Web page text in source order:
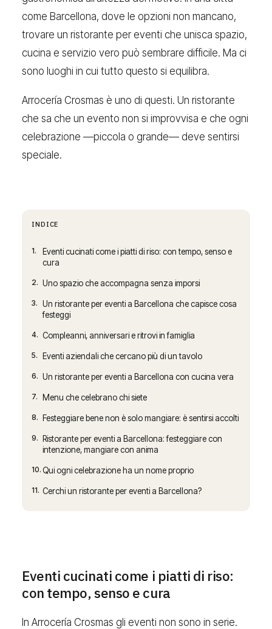
come Barcellona, dove le opzioni non mancano,
trovare un ristorante per eventi che unisca spazio,
cucina e servizio vero può sembrare difficile. Ma ci
sono luoghi in cui tutto questo si equilibra.
Arrocería Crosmas è uno di questi. Un ristorante
che sa che un evento non si improvvisa e che ogni
celebrazione —piccola o grande— deve sentirsi
speciale.
INDICE
1.
Eventi cucinati come i piatti di riso: con tempo, senso e
cura
2. Uno spazio che accompagna senza imporsi
3. Un ristorante per eventi a Barcellona che capisce cosa
festeggi
4. Compleanni, anniversari e ritrovi in famiglia
5. Eventi aziendali che cercano più di un tavolo
6. Un ristorante per eventi a Barcellona con cucina vera
7. Menu che celebrano chi siete
8. Festeggiare bene non è solo mangiare: è sentirsi accolti
9.
Ristorante per eventi a Barcellona: festeggiare con
intenzione, mangiare con anima
10. Qui ogni celebrazione ha un nome proprio
11. Cerchi un ristorante per eventi a Barcellona?
Eventi cucinati come i piatti di riso:
con tempo, senso e cura
In Arrocería Crosmas gli eventi non sono in serie.